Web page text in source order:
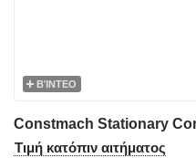
ΒΊΝΤΕΟ
Τιμή κατόπιν αιτήματος